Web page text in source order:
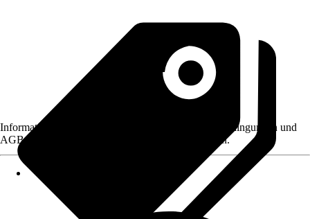
Informationen des Verkäufers, wie z. B. Rückgabebedingungen und
AGB, finden Sie bei Klick auf den Verkäufernamen.